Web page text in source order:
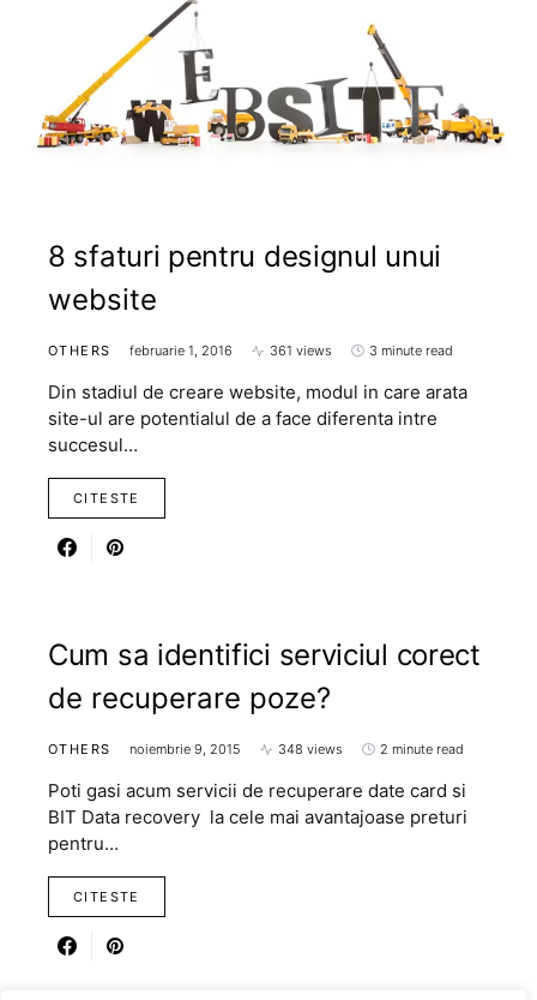
8 sfaturi pentru designul unui
website
OTHERS februarie 1, 2016 361 views 3 minute read
Din stadiul de creare website, modul in care arata
site-ul are potentialul de a face diferenta intre
succesul…
CITESTE
Cum sa identifici serviciul corect
de recuperare poze?
OTHERS noiembrie 9, 2015 348 views 2 minute read
Poti gasi acum servicii de recuperare date card si
BIT Data recovery la cele mai avantajoase preturi
pentru…
CITESTE